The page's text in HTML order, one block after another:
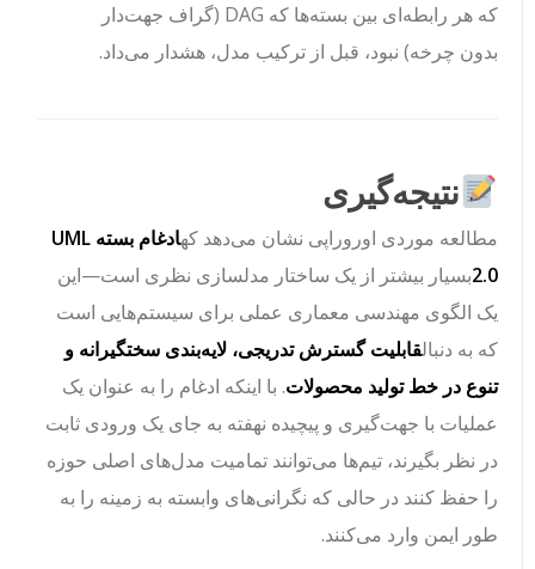
که هر رابطه‌ای بین بسته‌ها که DAG (گراف جهت‌دار
بدون چرخه) نبود، قبل از ترکیب مدل، هشدار می‌داد.
نتیجه‌گیری
مطالعه موردی اوروراپی نشان می‌دهد که
ادغام بسته UML
2.0بسیار بیشتر از یک ساختار مدلسازی نظری است—این
یک الگوی مهندسی معماری عملی برای سیستم‌هایی است
که به دنبالقابلیت گسترش تدریجی، لایه‌بندی سختگیرانه و
تنوع در خط تولید محصولات. با اینکه ادغام را به عنوان یک
عملیات با جهت‌گیری و پیچیده نهفته به جای یک ورودی ثابت
در نظر بگیرند، تیم‌ها می‌توانند تمامیت مدل‌های اصلی حوزه
را حفظ کنند در حالی که نگرانی‌های وابسته به زمینه را به
طور ایمن وارد می‌کنند.